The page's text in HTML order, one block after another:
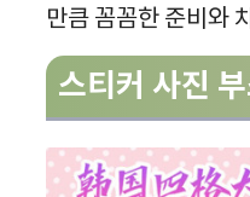
만큼 꼼꼼한 준비와
스티커 사진